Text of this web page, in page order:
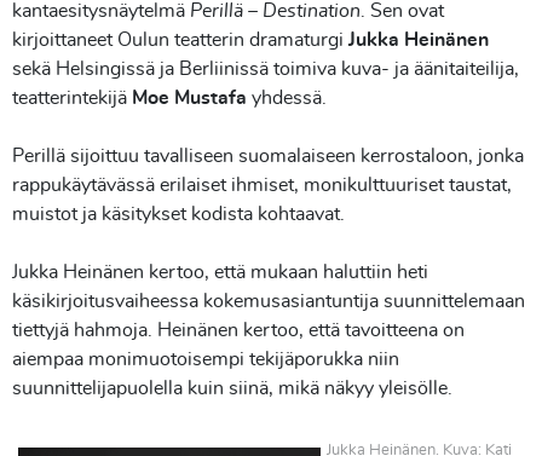
kantaesitysnäytelmä Perillä – Destination. Sen ovat
kirjoittaneet Oulun teatterin dramaturgi Jukka Heinänen
sekä Helsingissä ja Berliinissä toimiva kuva- ja äänitaiteilija,
teatterintekijä Moe Mustafa yhdessä.
Perillä sijoittuu tavalliseen suomalaiseen kerrostaloon, jonka
rappukäytävässä erilaiset ihmiset, monikulttuuriset taustat,
muistot ja käsitykset kodista kohtaavat.
Jukka Heinänen kertoo, että mukaan haluttiin heti
käsikirjoitusvaiheessa kokemusasiantuntija suunnittelemaan
tiettyjä hahmoja. Heinänen kertoo, että tavoitteena on
aiempaa monimuotoisempi tekijäporukka niin
suunnittelijapuolella kuin siinä, mikä näkyy yleisölle.
Jukka Heinänen. Kuva: Kati